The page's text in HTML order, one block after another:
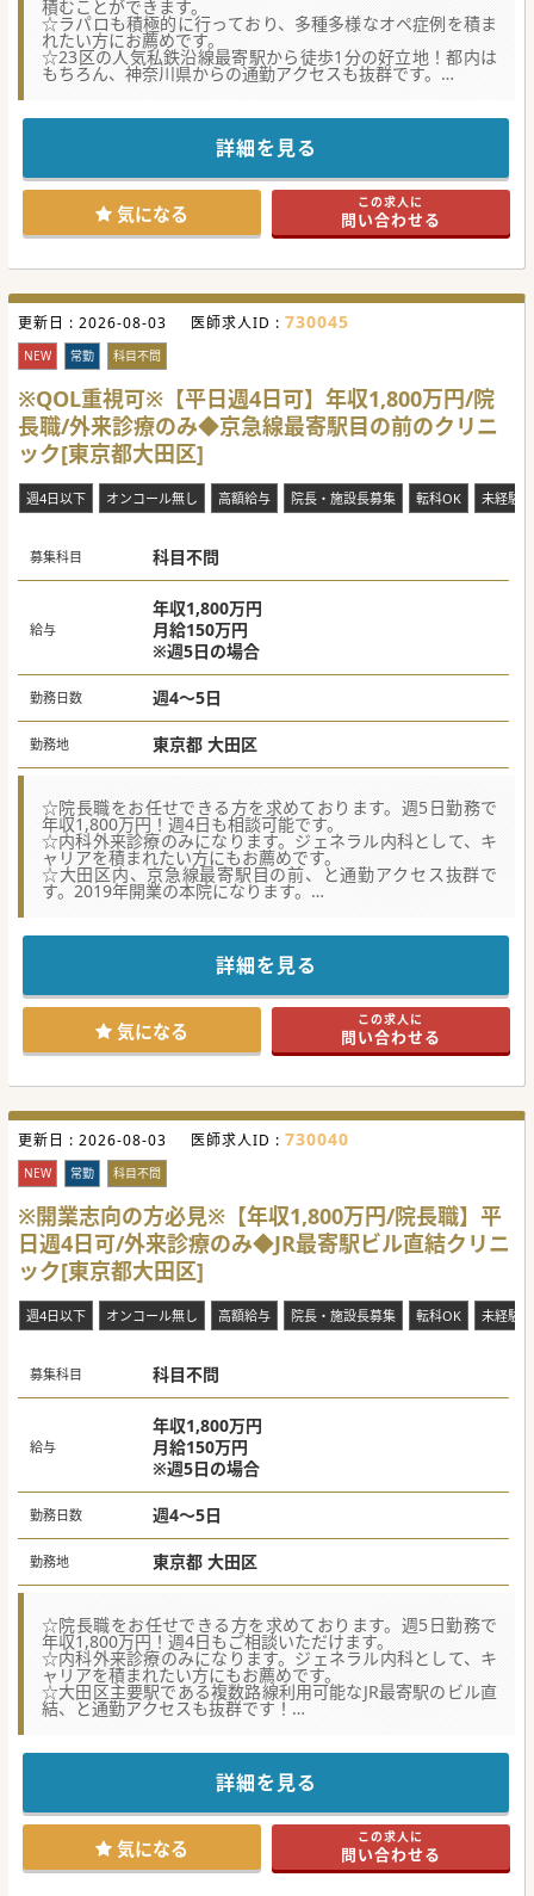
積むことができます。
☆ラパロも積極的に行っており、多種多様なオペ症例を積ま
れたい方にお薦めです。
☆23区の人気私鉄沿線最寄駅から徒歩1分の好立地！都内は
もちろん、神奈川県からの通勤アクセスも抜群です。
■開院より半世紀、大田区最大規模を誇る400床規模のケア
ミックス病院、地域医療の要として非常に高い集患力を持つ
■年間の救急車対応件数は4,000件から4,500件（救急搬送実
績は約4,200件）、地域医療の要として存在価値がございま
■透析医療に強みを持つ大手法人の唯一の急性期病院で、外
科含め各科複数学会の認定施設で、大いに研鑽が積める病院
【やりがい】
■外科専門医、消化器外科専門医から消化器病専門医など消
化管に関する専門医取得が可能、修練や腕磨きにうってつけ
です。
■腹腔鏡下手術がメインで、胃癌・大腸癌から胆石症・胆嚢
炎、虫垂炎、鼠径ヘルニア等の疾患まで幅広く携われます。
■外科は現在常勤3名＋非常勤体制です。将来的に外科の中
核を担うことからこれまでのオペスキルを発揮することもで
きます。
【職場環境と雰囲気（＝働きやすさ）】
■特定の大学医局との縛りや制約はほぼ一切なく、ドクター
が自由かつ主体的に医療提供しキャリアを形成できる環境で
す。
院です。
■内科と外科が連携する消化器センターや、患者さんの身体
＃秋入職可
詳細を見る
気になる この求人に
問い合わせる
更新日 : 2026-08-03 医師求人ID : 730045
NEW 常勤 科目不問
※QOL重視可※【平日週4日可】年収1,800万円/院
長職/外来診療のみ◆京急線最寄駅目の前のクリニ
ック[東京都大田区]
週4日以下 オンコール無し 高額給与 院長・施設長募集 転科OK 未経験
募集科目 科目不問
給与
年収1,800万円
月給150万円
※週5日の場合
勤務日数 週4～5日
勤務地 東京都 大田区
☆院長職をお任せできる方を求めております。週5日勤務で
年収1,800万円！週4日も相談可能です。
☆内科外来診療のみになります。ジェネラル内科として、キ
ャリアを積まれたい方にもお薦めです。
☆大田区内、京急線最寄駅目の前、と通勤アクセス抜群で
す。2019年開業の本院になります。
■2019年来、主に東京城南エリアや川崎駅、横浜駅に複数の
クリニックを運営している新進気鋭の法人様になります。
■「全院が駅徒歩3分以内」「プライマリケア」のコンセプ
トを貫き、年に1〜2院ペースで堅実な拡大を続けています。
■地域に根ざしたプライマリケアの徹底を掲げ、住民の健康
を最前線で支えており、在宅医療への展開は考えておられま
■強固なバックオフィス体制や各種専用ラインの整備で、現
場ドクターのサポートとバックアップ体制が手厚い診療環境
です。
■平日週4日勤務や祝日勤務の有無は個別の契約時にご相談
可能で、先生のライフスタイルに合わせた働き方が実現でき
ます。
■蒲田・大森・川崎などの駅チカの立地であり、また各院内
科2診体制化を目指しており、ストレスなく“診療に集中”頂け
ます。
【業務内容】
■内科・アレルギー診療が中心で在宅医療や小児対応はな
く、1コマ30名程度の落ち着いたペースで診療に集中できま
す。
■生活習慣病などの慢性疾患が中心で、マニュアル完備によ
■既存院の経験豊かなドクターが新規院長へ就任されるた
め、ゼロから参画しゆくゆくは法人の基盤を支えることも可
#秋入職可
詳細を見る
気になる この求人に
問い合わせる
更新日 : 2026-08-03 医師求人ID : 730040
NEW 常勤 科目不問
※開業志向の方必見※【年収1,800万円/院長職】平
日週4日可/外来診療のみ◆JR最寄駅ビル直結クリニ
ック[東京都大田区]
週4日以下 オンコール無し 高額給与 院長・施設長募集 転科OK 未経験
募集科目 科目不問
給与
年収1,800万円
月給150万円
※週5日の場合
勤務日数 週4～5日
勤務地 東京都 大田区
☆院長職をお任せできる方を求めております。週5日勤務で
年収1,800万円！週4日もご相談いただけます。
☆内科外来診療のみになります。ジェネラル内科として、キ
ャリアを積まれたい方にもお薦めです。
☆大田区主要駅である複数路線利用可能なJR最寄駅のビル直
結、と通勤アクセスも抜群です！
■2019年来、主に東京城南エリアや川崎駅、横浜駅に複数の
クリニックを運営している新進気鋭の法人様になります。
■「全院が駅徒歩3分以内」「プライマリケア」のコンセプ
トを貫き、年に1〜2院ペースで堅実な拡大を続けています。
■地域に根ざしたプライマリケアの徹底を掲げ、住民の健康
を最前線で支えており、在宅医療への展開は考えておられま
詳細を見る
気になる この求人に
問い合わせる